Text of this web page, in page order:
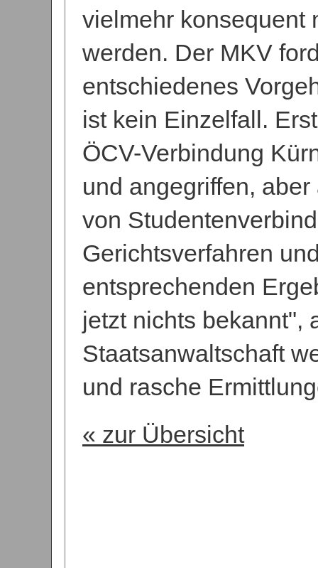
vielmehr konsequent
werden. Der MKV
entschiedenes
ist kein Einzelfall.
ÖCV-Verbindung
und angegriffen,
von
Gerichtsverfahren
entsprechenden
jetzt nichts bekannt",
Staatsanwaltschaft
und rasche
« zur Übersicht